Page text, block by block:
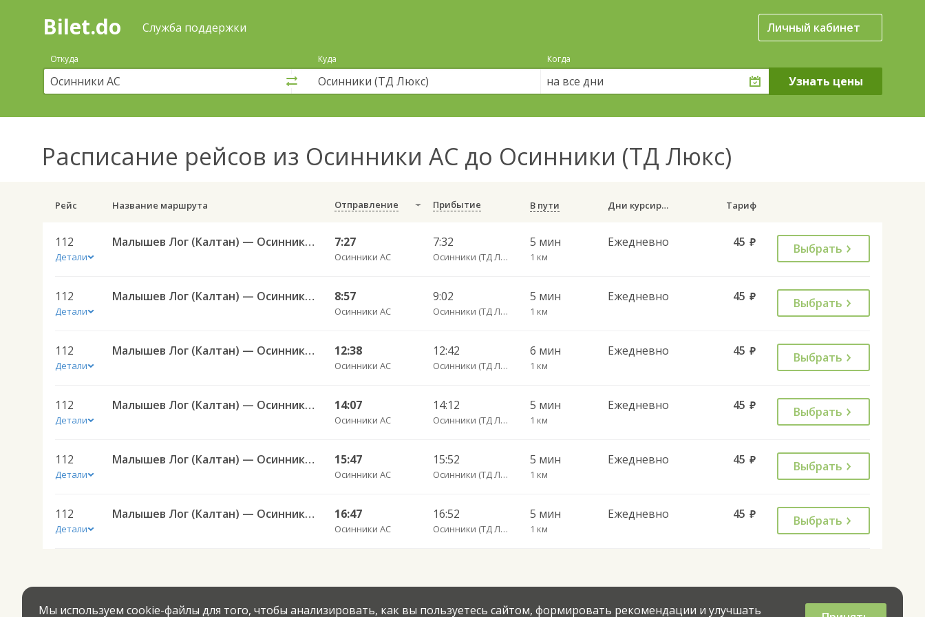
Поиск
покупка
билетов
автобус
онлайн
Bilet.do Служба поддержки Личный кабинет
Откуда Куда Когда
на все дни
Расписание рейсов из Осинники АС до Осинники (ТД Люкс)
Рейс Название маршрута Отправление Прибытие В пути Дни курсирования Тариф
112
Детали
Малышев Лог (Калтан) — Осинники Ефимова 112 7:27
Осинники АС
7:32
Осинники (ТД Люкс)
5 мин
1 км
Ежедневно 45 руб. Выбрать
112
Детали
Малышев Лог (Калтан) — Осинники Ефимова 112 8:57
Осинники АС
9:02
Осинники (ТД Люкс)
5 мин
1 км
Ежедневно 45 руб. Выбрать
112
Детали
Малышев Лог (Калтан) — Осинники Ефимова 112 12:38
Осинники АС
12:42
Осинники (ТД Люкс)
6 мин
1 км
Ежедневно 45 руб. Выбрать
112
Детали
Малышев Лог (Калтан) — Осинники Ефимова 112 14:07
Осинники АС
14:12
Осинники (ТД Люкс)
5 мин
1 км
Ежедневно 45 руб. Выбрать
112
Детали
Малышев Лог (Калтан) — Осинники Ефимова 112 15:47
Осинники АС
15:52
Осинники (ТД Люкс)
5 мин
1 км
Ежедневно 45 руб. Выбрать
112
Детали
Малышев Лог (Калтан) — Осинники Ефимова 112 16:47
Осинники АС
16:52
Осинники (ТД Люкс)
5 мин
1 км
Ежедневно 45 руб. Выбрать
Мы используем cookie-файлы для того, чтобы анализировать, как вы пользуетесь сайтом, формировать рекомендации и улучшать